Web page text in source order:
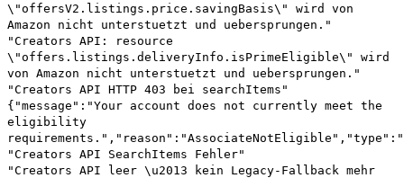
\"offersV2.listings.price.savingBasis\" wird von
Amazon nicht unterstuetzt und uebersprungen."
"Creators API: resource
\"offers.listings.deliveryInfo.isPrimeEligible\" wird
von Amazon nicht unterstuetzt und uebersprungen."
"Creators API HTTP 403 bei searchItems"
{"message":"Your account does not currently meet the
eligibility
"Creators API SearchItems Fehler"
"Creators API leer \u2013 kein Legacy-Fallback mehr